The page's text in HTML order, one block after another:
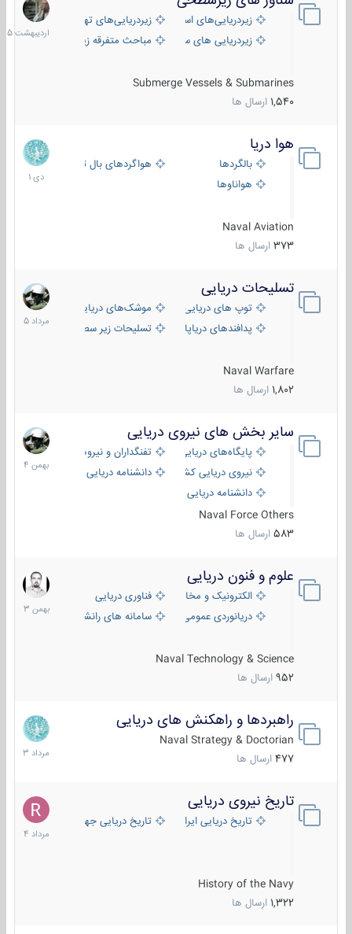
زیردریایی‌های استراتژیکزیردریایی‌های تهاجمی
زیردریایی های سبک
مباحث متفرقه زیرسطحی
Submerge Vessels & Submarines
1,540 ارسال ها
1405
هوا دریا
بالگردها
هواگردهای بال ثابت
هواناوها
Naval Aviation
373 ارسال ها
12
دی
1401
تسلیحات دریایی
توپ های دریایی
موشک‌های دریایی
پدافندهای دریاپایه
تسلیحات زیر سطحی
Naval Warfare
1,802 ارسال ها
2
مرداد
1405
سایر بخش های نیروی دریایی
پایگاه‌های دریایی
تفنگداران و نیروهای ویژه‌ی دریایی
نیروی دریایی کشورهای مختلفدانشنامه دریایی
دانشنامه دریایی کپی
Naval Force Others
583 ارسال ها
22
بهمن
1404
علوم و فنون دریایی
الکترونیک و مخابرات دریاییفناوری دریایی
دریانوردی عمومی
سامانه های رانشی دریایی
Naval Technology & Science
952 ارسال ها
6
بهمن
1403
راهبردها و راهکنش های دریایی
Naval Strategy & Doctorian
477 ارسال ها
2
مرداد
1403
تاریخ نیروی دریایی
تاریخ دریایی ایران تاریخ دریایی جهان
History of the Navy
1,322 ارسال ها
16
مرداد
1404